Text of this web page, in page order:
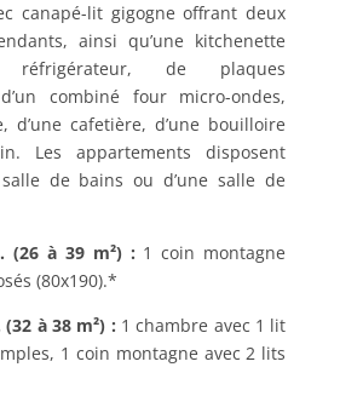
canapé-lit gigogne offrant deux
ainsi qu’une kitchenette
réfrigérateur, de plaques
combiné four micro-ondes,
d’une cafetière, d’une bouilloire
Les appartements disposent
salle de bains ou d’une salle de
(26 à 39 m²) : 1 coin montagne
(80x190).*
à 38 m²) : 1 chambre avec 1 lit
1 coin montagne avec 2 lits